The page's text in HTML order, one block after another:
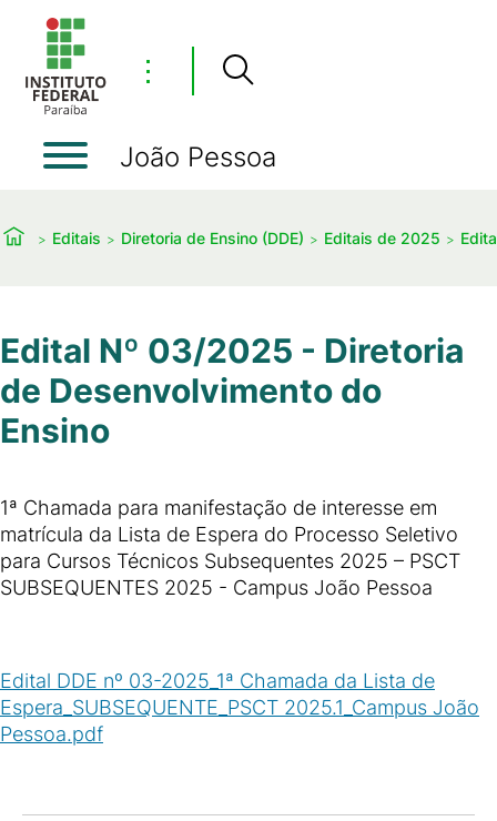
⋮
João Pessoa
Editais Diretoria de Ensino (DDE) Editais de 2025
Edital Nº 03/2025 - Diretoria
de Desenvolvimento do
Ensino
1ª Chamada para manifestação de interesse em
matrícula da Lista de Espera do Processo Seletivo
para Cursos Técnicos Subsequentes 2025 – PSCT
SUBSEQUENTES 2025 - Campus João Pessoa
Edital DDE nº 03-2025_1ª Chamada da Lista de
Espera_SUBSEQUENTE_PSCT 2025.1_Campus João
Pessoa.pdf